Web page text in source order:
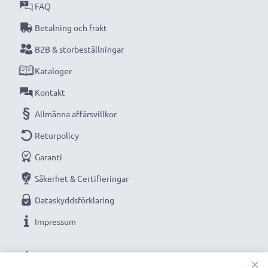
originalbatteri
Ersättningsbatteri från CELLONIC - en trygg strömkälla
till ett rimligt pris.
Teknisk data
Spänning
: 3.6V - 3.7V
Cellteknik: litium Ion
Kapacitet: 900mAh
VÅRA BETALNINGSALTERNATIV
FAQ
Betalning och frakt
B2B & storbeställningar
Kataloger
Kontakt
Allmänna affärsvillkor
Returpolicy
Garanti
Säkerhet & Certifieringar
Dataskyddsförklaring
Impressum
×